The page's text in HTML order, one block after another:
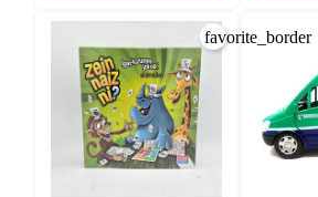
favorite_border